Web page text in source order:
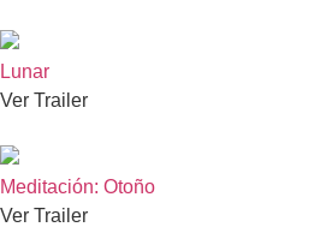
Lunar
Ver Trailer
Meditación: Otoño
Ver Trailer